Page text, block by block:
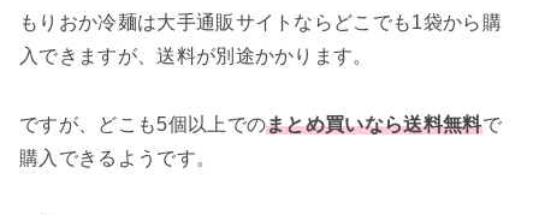
もりおか冷麺は大手通販サイトならどこでも1袋から購
入できますが、送料が別途かかります。
ですが、どこも5個以上でのまとめ買いなら送料無料で
購入できるようです。